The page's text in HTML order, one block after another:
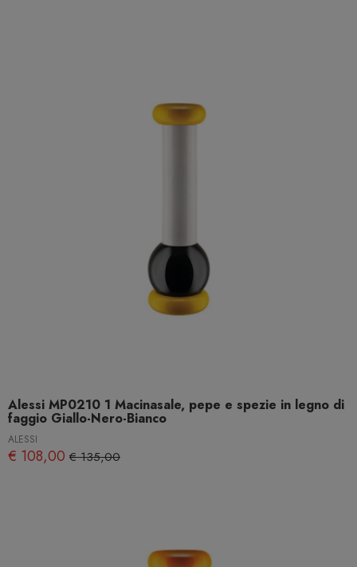
Alessi MP0210 1 Macinasale, pepe e spezie in legno di
faggio Giallo-Nero-Bianco
ALESSI
€ 108,00 € 135,00